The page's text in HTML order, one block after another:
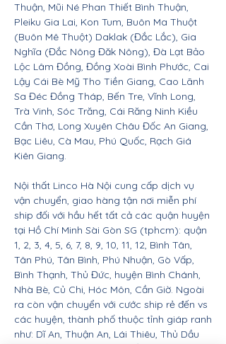
Thuận, Mũi Né Phan Thiết Bình Thuận,
Pleiku Gia Lai, Kon Tum, Buôn Ma Thuột
(Buôn Mê Thuột) Daklak (Đắc Lắc), Gia
Nghĩa (Đắc Nông Đăk Nông), Đà Lạt Bảo
Lộc Lâm Đồng, Đồng Xoài Bình Phước, Cai
Lậy Cái Bè Mỹ Tho Tiền Giang, Cao Lãnh
Sa Đéc Đồng Tháp, Bến Tre, Vĩnh Long,
Trà Vinh, Sóc Trăng, Cái Răng Ninh Kiều
Cần Thơ, Long Xuyên Châu Đốc An Giang,
Bạc Liêu, Cà Mau, Phú Quốc, Rạch Giá
Kiên Giang.
Nội thất Linco Hà Nội cung cấp dịch vụ
vận chuyển, giao hàng tận nơi miễn phí
ship đối với hầu hết tất cả các quận huyện
tại Hồ Chí Minh Sài Gòn SG (tphcm): quận
1, 2, 3, 4, 5, 6, 7, 8, 9, 10, 11, 12, Bình Tân,
Tân Phú, Tân Bình, Phú Nhuận, Gò Vấp,
Bình Thạnh, Thủ Đức, huyện Bình Chánh,
Nhà Bè, Củ Chi, Hóc Môn, Cần Giờ. Ngoài
ra còn vận chuyển với cước ship rẻ đến vs
các huyện, thành phố thuộc tỉnh giáp ranh
như: Dĩ An, Thuận An, Lái Thiêu, Thủ Dầu